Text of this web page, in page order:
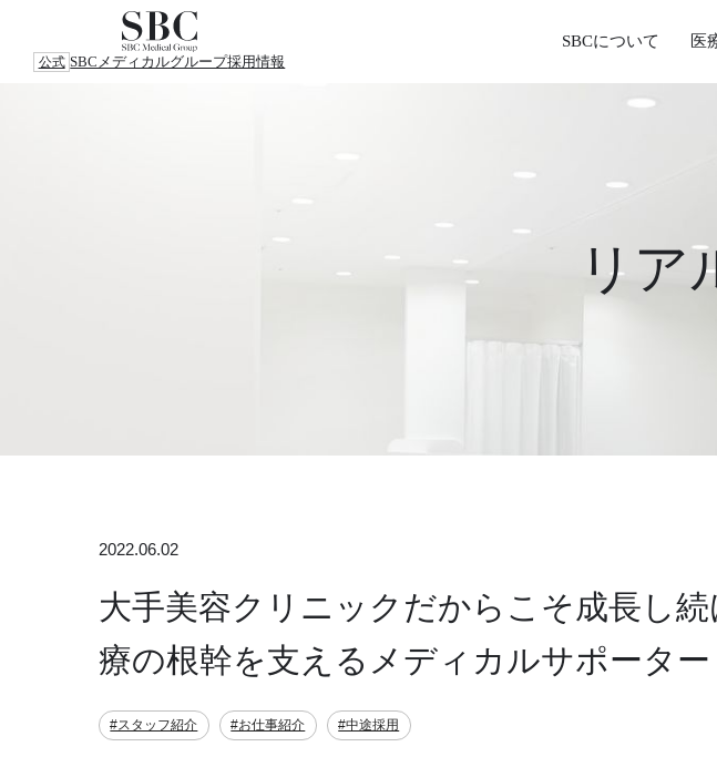
公式 SBCメディカルグループ採用情報
SBCについて 医
リア
2022.06.02
大手美容クリニックだからこそ成長し
療の根幹を支えるメディカルサポーター
#スタッフ紹介 #お仕事紹介 #中途採用